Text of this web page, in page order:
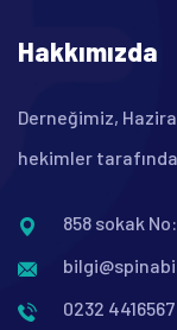
Hakkımızda
Derneğimiz,
hekimler
858 sokak
0232 4416567